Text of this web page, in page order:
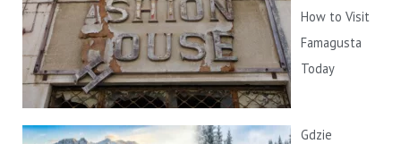
How to Visit
Famagusta
Today
Gdzie